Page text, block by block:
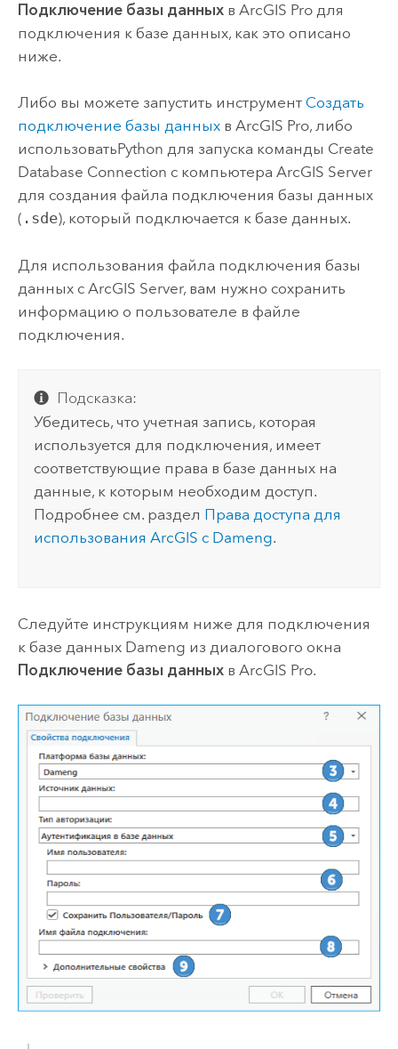
Подключение базы данныхв ArcGIS Proдля
подключения к базе данных, как это описано
ниже.
Либо вы можете запустить инструмент Создать
подключение базы данныхв ArcGIS Pro, либо
использоватьPython для запуска команды Create
Database Connection с компьютера ArcGIS Server
для создания файла подключения базы данных
( .sde), который подключается к базе данных.
Для использования файла подключения базы
данных с ArcGIS Server, вам нужно сохранить
информацию о пользователе в файле
подключения.
Подсказка:
Убедитесь, что учетная запись, которая
используется для подключения, имеет
соответствующие права в базе данных на
данные, к которым необходим доступ.
Подробнее см. раздел Права доступа для
использования ArcGIS с Dameng.
Следуйте инструкциям ниже для подключения
к базе данных Dameng из диалогового окна
Подключение базы данныхв ArcGIS Pro.